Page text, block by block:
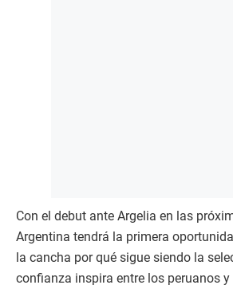
Con el debut ante Argelia en las
Argentina tendrá la primera
la cancha por qué sigue siendo la
confianza inspira entre los peruanos